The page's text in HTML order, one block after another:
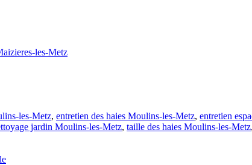
les-Metz
les-Metz, entretien des haies Moulins-les-Metz, entretien
jardin Moulins-les-Metz, taille des haies Moulins-les-Metz,